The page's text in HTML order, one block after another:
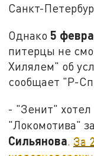
Санкт-
Однако 5
питерцы не
Хилялем" об
сообщает "Р-
- "Зенит" хотел
"Локомотива"
Сильянова. За